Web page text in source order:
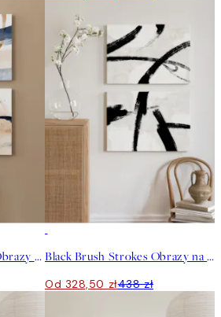
Abstract Blue Brushes Obrazy na płótnie Duo Black Brush Strokes Obrazy na płótnie Duo
Od 328,50 zł438 zł